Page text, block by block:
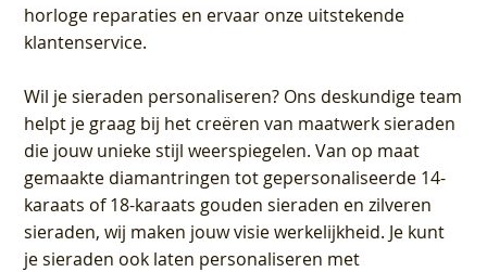
horloge reparaties en ervaar onze uitstekende
klantenservice.
Wil je sieraden personaliseren? Ons deskundige team
helpt je graag bij het creëren van maatwerk sieraden
die jouw unieke stijl weerspiegelen. Van op maat
gemaakte diamantringen tot gepersonaliseerde 14-
karaats of 18-karaats gouden sieraden en zilveren
sieraden, wij maken jouw visie werkelijkheid. Je kunt
je sieraden ook laten personaliseren met